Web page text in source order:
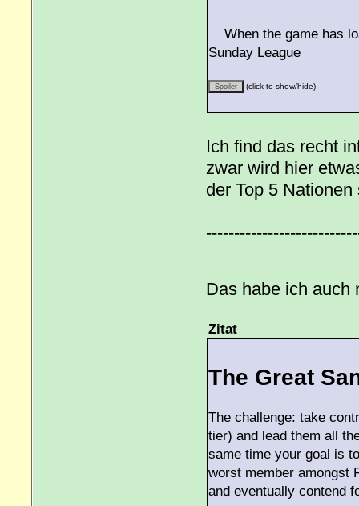
When the game has
Sunday League
(click to show/hide)
Ich find das recht
zwar wird hier
der Top 5
Das habe ich auch
Zitat
The Great
The challenge: take
tier) and lead them all
same time your goal is
worst member amongst
and eventually contend